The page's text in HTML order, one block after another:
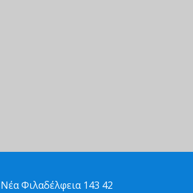
Φιλαδέλφεια 143 42